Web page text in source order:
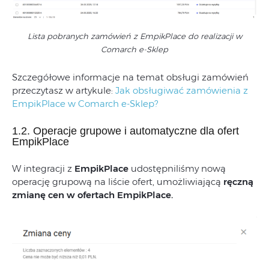
Lista pobranych zamówień z EmpikPlace do realizacji w
Comarch e-Sklep
Szczegółowe informacje na temat obsługi zamówień
przeczytasz w artykule: Jak obsługiwać zamówienia z
EmpikPlace w Comarch e-Sklep?
1.2. Operacje grupowe i automatyczne dla ofert
EmpikPlace
W integracji z EmpikPlace udostępniliśmy nową
operację grupową na liście ofert, umożliwiającą ręczną
zmianę cen w ofertach EmpikPlace.